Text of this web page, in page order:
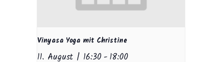
Vinyasa Yoga mit Christine
11. August | 16:30 -18:00